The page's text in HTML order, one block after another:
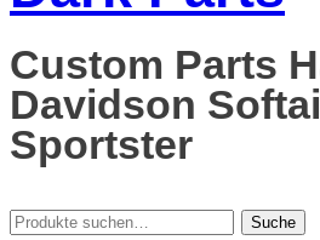
Custom Parts
Davidson
Sportster
Suche
Suche